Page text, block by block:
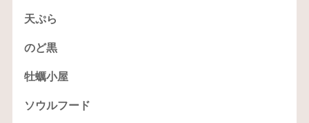
天ぷら
のど黒
牡蠣小屋
ソウルフード